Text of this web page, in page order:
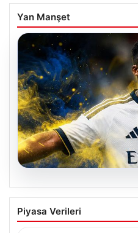
Yan Manşet
05.08.2026
Fenerbahçe, Real
yıldızını transfer
Piyasa Verileri